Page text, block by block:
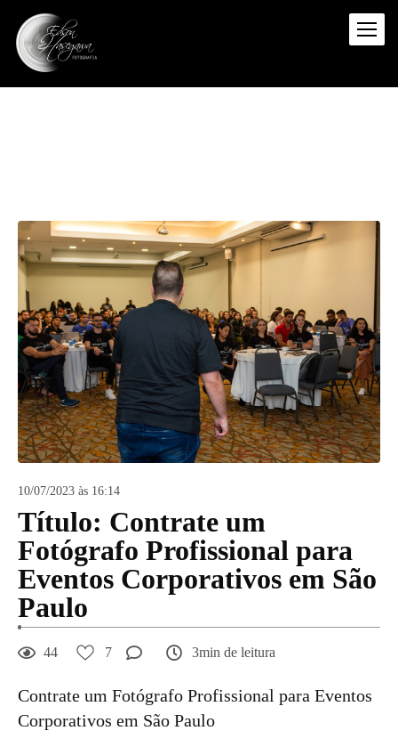
10/07/2023 às 16:14
Título: Contrate um
Fotógrafo Profissional para
Eventos Corporativos em São
Paulo
44 7 3min de leitura
Contrate um Fotógrafo Profissional para Eventos
Corporativos em São Paulo